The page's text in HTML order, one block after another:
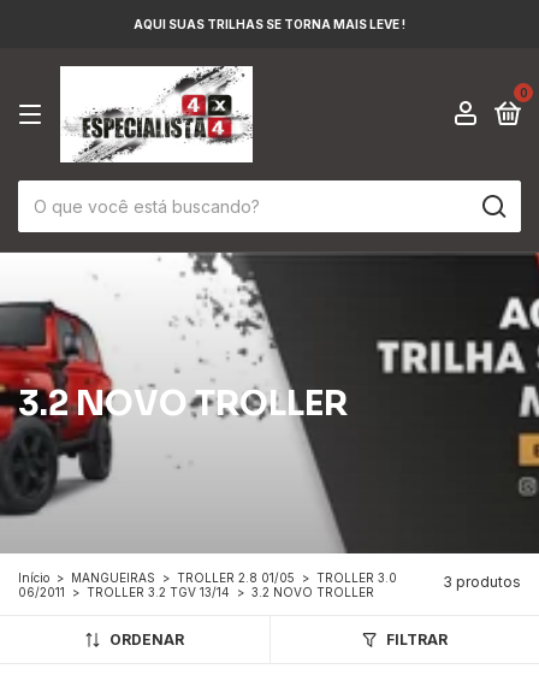
AQUI SUAS TRILHAS SE TORNA MAIS LEVE !
0
3.2 NOVO TROLLER
Início > MANGUEIRAS > TROLLER 2.8 01/05 > TROLLER 3.0
06/2011
> TROLLER 3.2 TGV 13/14 > 3.2 NOVO TROLLER
3 produtos
ORDENAR FILTRAR